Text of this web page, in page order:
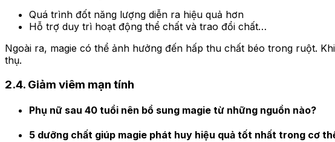
Quá trình đốt năng lượng diễn ra hiệu quả hơn
Hỗ trợ duy trì hoạt động thể chất và trao đổi chất…
Ngoài ra, magie có thể ảnh hưởng đến hấp thu chất béo trong ruột.
thụ.
2.4. Giảm viêm mạn tính
Phụ nữ sau 40 tuổi nên bổ sung magie từ những nguồn nào?
5 dưỡng chất giúp magie phát huy hiệu quả tốt nhất trong cơ